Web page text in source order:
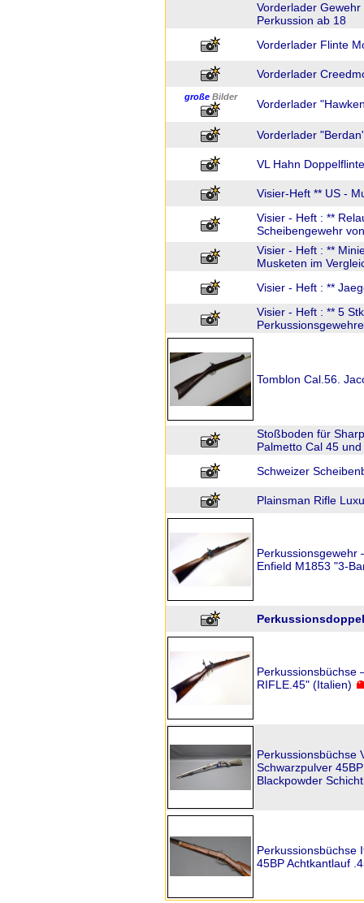
Vorderlader
Perkussion ab 18
Vorderlader Flinte
Vorderlader
große Bilder
Vorderlader
Vorderlader
VL Hahn
Visier-Heft ** US -
Visier - Heft : **
Scheibengewehr
Visier - Heft : **
Musketen im
Visier - Heft : **
Visier - Heft : ** 5
Tomblon Cal.56.
Stoßboden für
Palmetto Cal 45
Schweizer
Plainsman Rifle
Perkussionsgewehr
Enfield M1853 "3-
Perkussionsbüchse
RIFLE.45" (Italien)
Perkussionsbüchse
Schwarzpulver
Blackpowder
Perkussionsbüchse
45BP Achtkantlauf